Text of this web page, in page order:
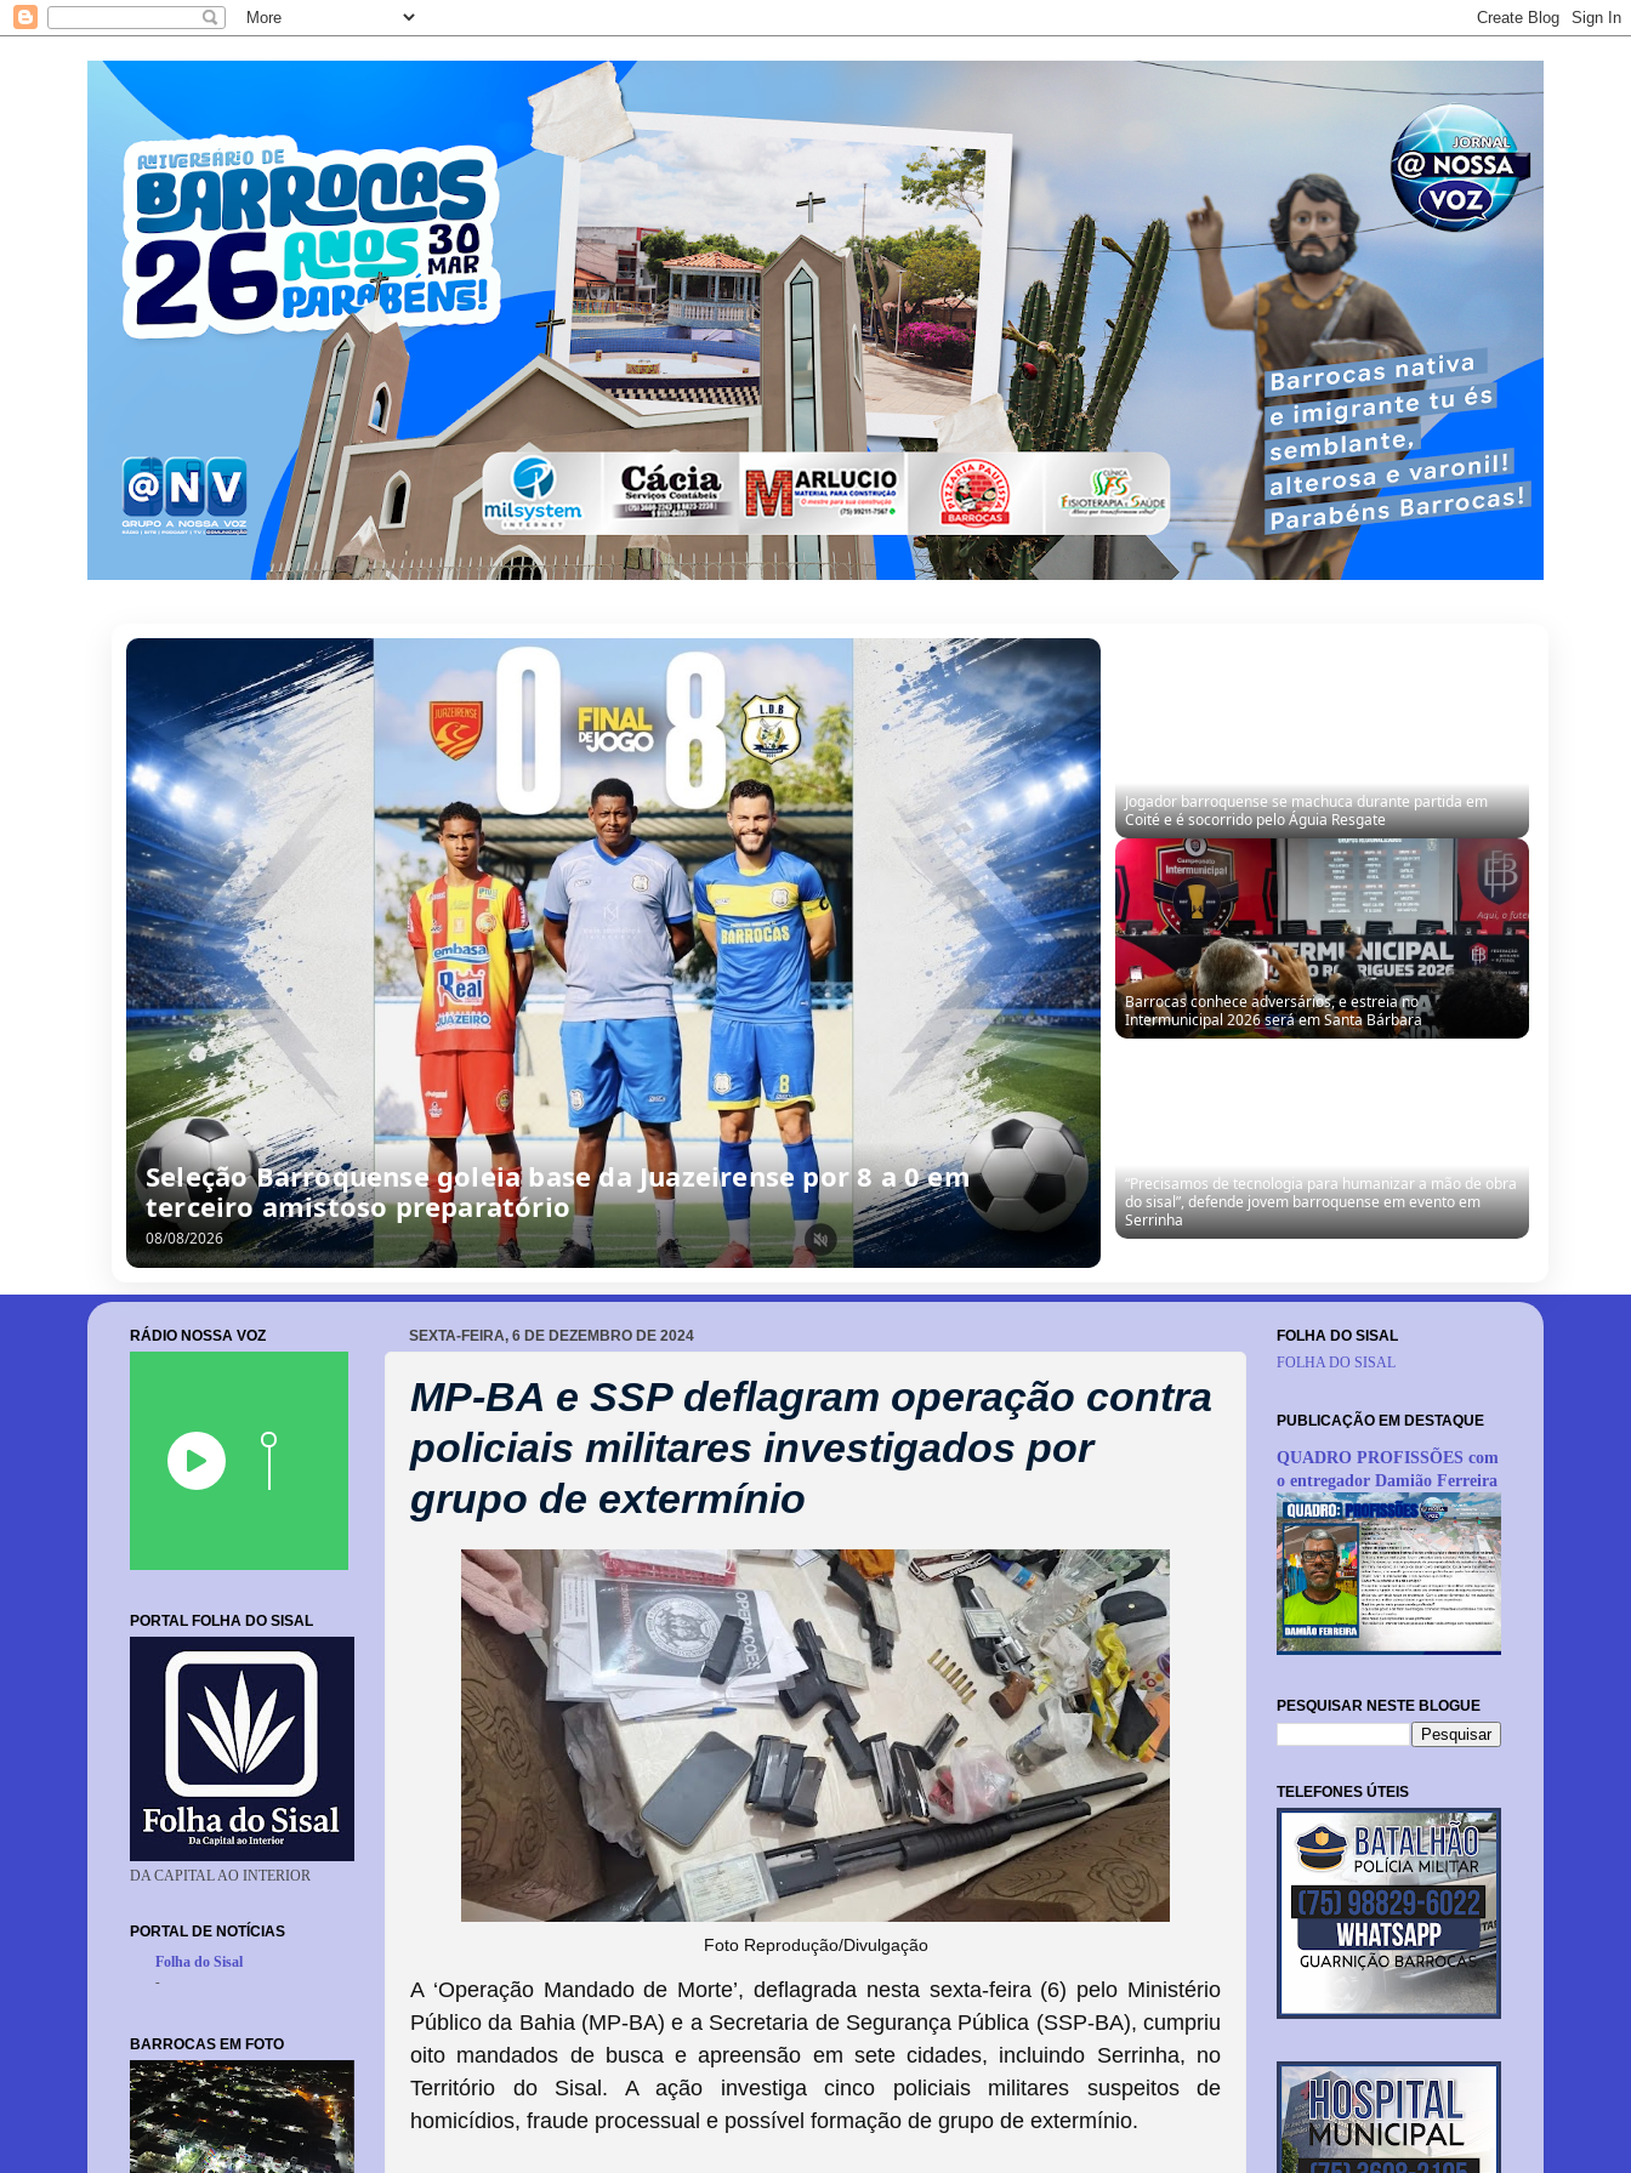
Seleção Barroquense goleia base da Juazeirense por 8 a 0 em
terceiro amistoso preparatório
08/08/2026
Jogador barroquense se machuca durante partida em
Coité e é socorrido pelo Águia Resgate
Barrocas conhece adversários, e estreia no
Intermunicipal 2026 será em Santa Bárbara
“Precisamos de tecnologia para humanizar a mão de obra
do sisal”, defende jovem barroquense em evento em
Serrinha
SEXTA-FEIRA, 6 DE DEZEMBRO DE 2024
MP-BA e SSP deflagram operação contra
policiais militares investigados por
grupo de extermínio
Foto Reprodução/Divulgação
A ‘Operação Mandado de Morte’, deflagrada nesta sexta-feira (6) pelo Ministério
Público da Bahia (MP-BA) e a Secretaria de Segurança Pública (SSP-BA), cumpriu
oito mandados de busca e apreensão em sete cidades, incluindo Serrinha, no
Território do Sisal. A ação investiga cinco policiais militares suspeitos de
homicídios, fraude processual e possível formação de grupo de extermínio.
RÁDIO NOSSA VOZ
PORTAL FOLHA DO SISAL
DA CAPITAL AO INTERIOR
PORTAL DE NOTÍCIAS
Folha do Sisal
-
BARROCAS EM FOTO
FOLHA DO SISAL
FOLHA DO SISAL
PUBLICAÇÃO EM DESTAQUE
QUADRO PROFISSÕES com
o entregador Damião Ferreira
PESQUISAR NESTE BLOGUE
TELEFONES ÚTEIS